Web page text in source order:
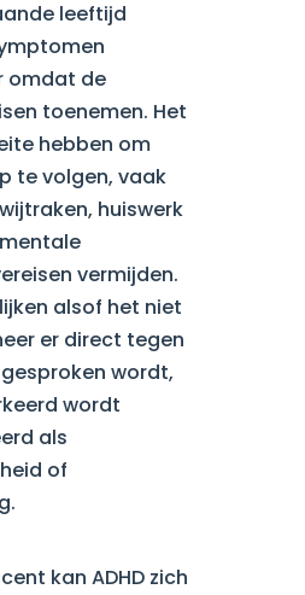
leeftijd
omdat de
toenemen. Het
hebben om
te volgen, vaak
huiswerk
vermijden.
alsof het niet
er direct tegen
wordt,
wordt
als
of
kan ADHD zich